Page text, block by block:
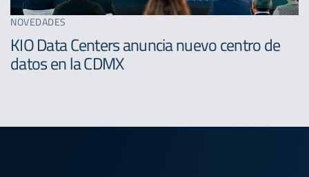
NOVEDADES
KIO Data Centers anuncia nuevo centro de
datos en la CDMX